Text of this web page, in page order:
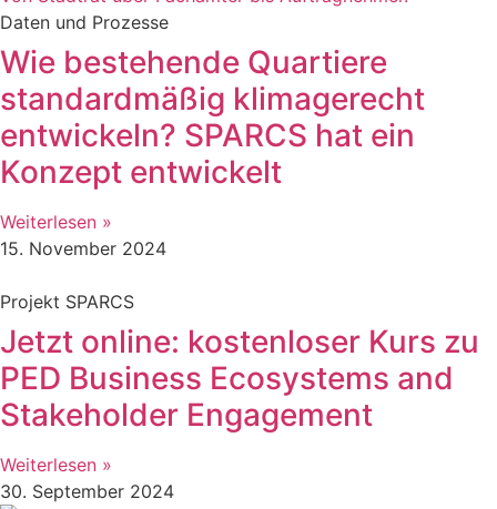
Daten und Prozesse
Wie bestehende Quartiere
standardmäßig klimagerecht
entwickeln? SPARCS hat ein
Konzept entwickelt
Weiterlesen »
15. November 2024
Projekt SPARCS
Jetzt online: kostenloser Kurs zu
PED Business Ecosystems and
Stakeholder Engagement
Weiterlesen »
30. September 2024